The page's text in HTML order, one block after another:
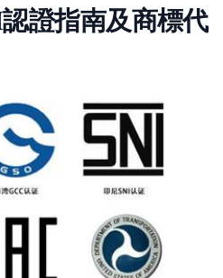
證指南及商標代